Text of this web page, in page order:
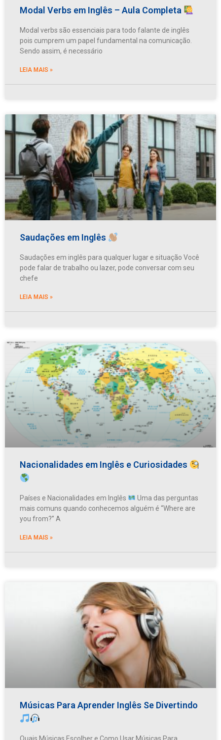
Modal Verbs em Inglês – Aula Completa
Modal verbs são essenciais para todo falante de inglês
pois cumprem um papel fundamental na comunicação.
Sendo assim, é necessário
LEIA MAIS »
Saudações em Inglês
Saudações em inglês para qualquer lugar e situação Você
pode falar de trabalho ou lazer, pode conversar com seu
chefe
LEIA MAIS »
Nacionalidades em Inglês e Curiosidades
Países e Nacionalidades em Inglês
Uma das perguntas
mais comuns quando conhecemos alguém é “Where are
you from?” A
LEIA MAIS »
Músicas Para Aprender Inglês Se Divertindo